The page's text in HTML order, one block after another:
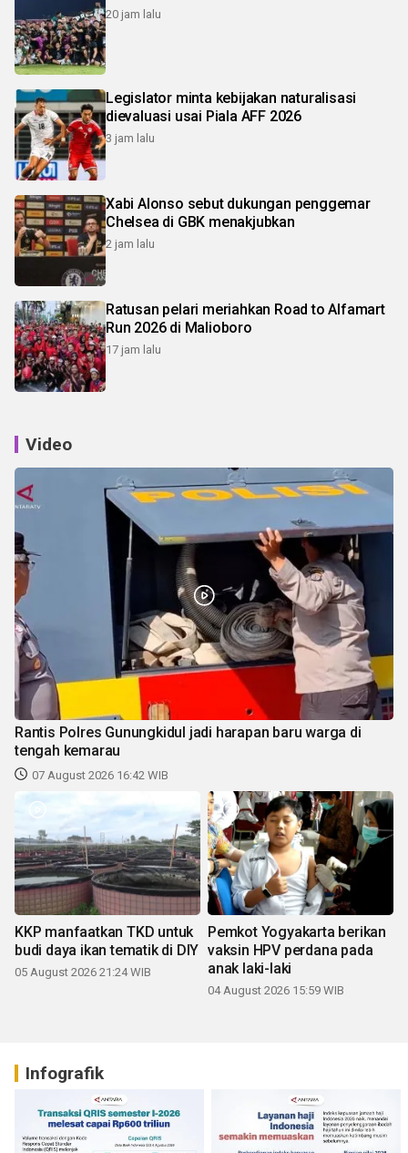
20 jam lalu
Legislator minta kebijakan naturalisasi
dievaluasi usai Piala AFF 2026
3 jam lalu
Xabi Alonso sebut dukungan penggemar
Chelsea di GBK menakjubkan
2 jam lalu
Ratusan pelari meriahkan Road to Alfamart
Run 2026 di Malioboro
17 jam lalu
Video
Rantis Polres Gunungkidul jadi harapan baru warga di
tengah kemarau
07 August 2026 16:42 WIB
KKP manfaatkan TKD untuk
budi daya ikan tematik di DIY
05 August 2026 21:24 WIB
Pemkot Yogyakarta berikan
vaksin HPV perdana pada
anak laki-laki
04 August 2026 15:59 WIB
Infografik